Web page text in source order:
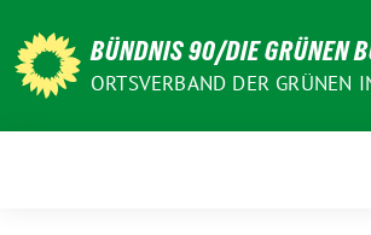
zum
Inhalt
BÜNDNIS 90/DIE GRÜNEN
ORTSVERBAND DER GRÜNEN